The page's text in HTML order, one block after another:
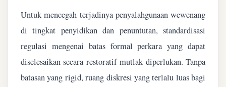
Untuk mencegah terjadinya penyalahgunaan wewenang
di tingkat penyidikan dan penuntutan, standardisasi
regulasi mengenai batas formal perkara yang dapat
diselesaikan secara restoratif mutlak diperlukan. Tanpa
batasan yang rigid, ruang diskresi yang terlalu luas bagi